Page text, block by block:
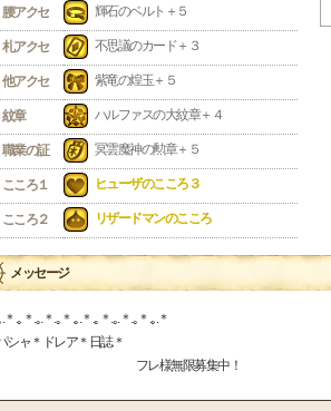
腰アクセ 輝石のベルト＋５
札アクセ 不思議のカード＋３
他アクセ 紫竜の煌玉＋５
紋章 ハルファスの大紋章＋４
職業の証 冥雲魔神の勲章＋５
こころ１ ヒューザのこころ３
こころ２ リザードマンのこころ
メッセージ
＊.｡＊.｡.＊.｡＊.｡.＊.｡＊.｡.＊.｡＊.｡.＊
シャ＊ドレア＊日誌＊
レ様無限募集中！